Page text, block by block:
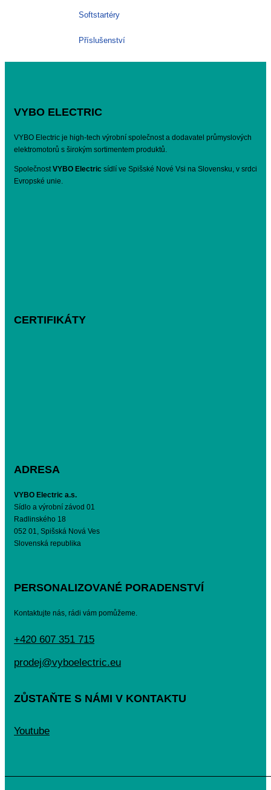
Softstartéry
Příslušenství
VYBO ELECTRIC
VYBO Electric je high-tech výrobní společnost a dodavatel průmyslových
elektromotorů s širokým sortimentem produktů.
Společnost VYBO Electric sídlí ve Spišské Nové Vsi na Slovensku, v srdci
Evropské unie.
CERTIFIKÁTY
ADRESA
VYBO Electric a.s.
Sídlo a výrobní závod 01
Radlinského 18
052 01, Spišská Nová Ves
Slovenská republika
PERSONALIZOVANÉ PORADENSTVÍ
Kontaktujte nás, rádi vám pomůžeme.
+420 607 351 715
prodej@vyboelectric.eu
ZŮSTAŇTE S NÁMI V KONTAKTU
Youtube